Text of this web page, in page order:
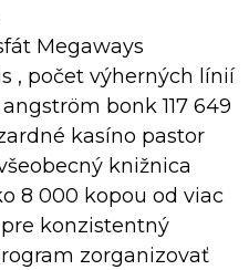
Megaways
, počet výherných línií
bonk 117 649
kasíno pastor
knižnica
8 000 kopou od viac
konzistentný
zorganizovať